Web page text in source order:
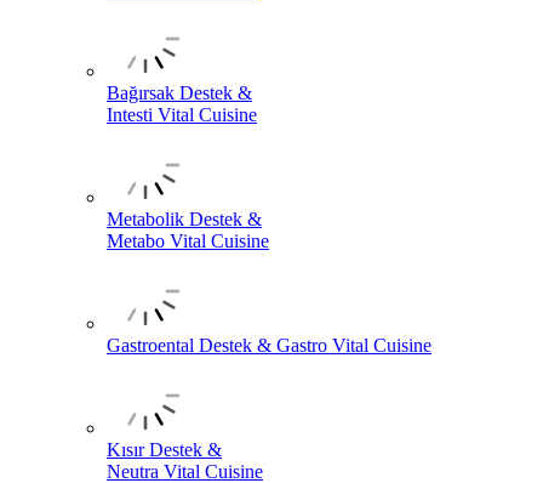
Bağırsak Destek &
Intesti Vital Cuisine
Metabolik Destek &
Metabo Vital Cuisine
Gastroental Destek & Gastro Vital Cuisine
Kısır Destek &
Neutra Vital Cuisine